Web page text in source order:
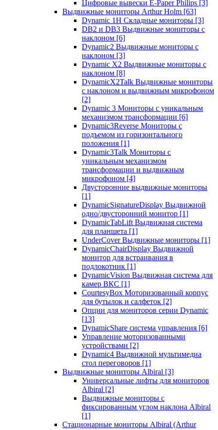
Цифровые вывески E-Paper Philips [3]
Выдвижные мониторы Arthur Holm [63]
Dynamic 1Н Складные мониторы [3]
DB2 и DB3 Выдвижные мониторы с
наклоном [6]
Dynamic2 Выдвижные мониторы с
наклоном [3]
Dynamic X2 Выдвижные мониторы с
наклоном [8]
DynamicX2Talk Выдвижные мониторы
с наклоном и выдвижным микрофоном
[2]
Dynamic 3 Мониторы с уникальным
механизмом трансформации [6]
Dynamic3Reverse Мониторы с
подъемом из горизонтального
положения [1]
Dynamic3Talk Мониторы с
уникальным механизмом
трансформации и выдвижным
микрофоном [4]
Двусторонние выдвижные мониторы
[1]
DynamicSignatureDisplay Выдвижной
одно/двусторонний монитор [1]
DynamicTabLift Выдвижная система
для планшета [1]
UnderCover Выдвижные мониторы [1]
DynamicChairDisplay Выдвижной
монитор для встраивания в
подлокотник [1]
DynamicVision Выдвижная система для
камер ВКС [1]
CourtesyBox Моторизованный корпус
для бутылок и салфеток [2]
Опции для мониторов серии Dynamic
[13]
DynamicShare система управления [6]
Управление моторизованными
устройствами [2]
Dynamic4 Выдвижной мультимедиа
стол переговоров [1]
Выдвижные мониторы Albiral [3]
Универсальные лифты для мониторов
Albiral [2]
Выдвижные мониторы с
фиксированным углом наклона Albiral
[1]
Стационарные мониторы Albiral (Arthur